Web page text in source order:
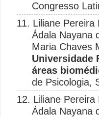
Congresso
11. Liliane
Ádala Nayana
Maria Chaves
Universidade
áreas
de Psicologia,
12. Liliane
Ádala Nayana